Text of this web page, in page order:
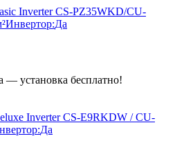
Inverter CS-PZ35WKD/CU-
Инвертор:Да
— установка бесплатно!
Inverter CS-E9RKDW / CU-
Да